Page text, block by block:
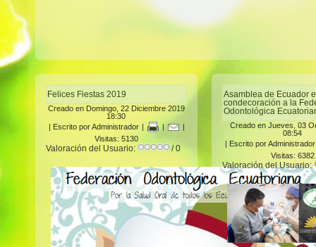
Felices Fiestas 2019
Creado en Domingo, 22 Diciembre 2019
18:30
| Escrito por Administrador | |
|
Visitas: 5130
Valoración del Usuario: / 0
Asamblea de Ecuador
condecoración a la
Odontológica
Creado en Jueves, 03
08:54
| Escrito por Administrador
Visitas: 6382
Valoración del Usuario: